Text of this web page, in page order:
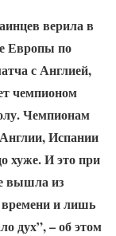
верила в
Европы по
с Англией,
чемпионом
Чемпионам
Испании
хуже. И это при
вышла из
и лишь
дух”, – об этом